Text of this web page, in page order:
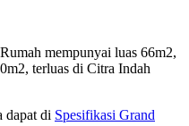
mempunyai luas 66m2,
terluas di Citra Indah
dapat di Spesifikasi Grand